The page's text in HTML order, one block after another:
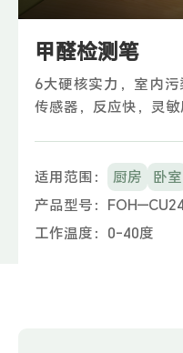
甲醛检测笔
6大硬核实力，室内
传感器，反应快，灵敏
适用范围： 厨房 卧室
产品型号：
工作温度： 0-40度